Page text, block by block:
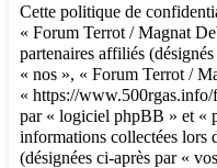
Cette politique de
« Forum Terrot / Magnat
partenaires affiliés
« nos », « Forum Terrot /
« https://
par « logiciel phpBB » et «
informations collectées lors
(désignées ci-après par «